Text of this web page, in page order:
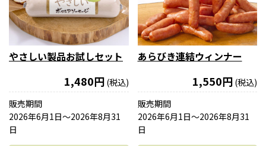
やさしい製品お試しセット
1,480円 (税込)
販売期間
2026年6月1日〜2026年8月31
日
あらびき連結ウィンナー
1,550円 (税込)
販売期間
2026年6月1日〜2026年8月31
日